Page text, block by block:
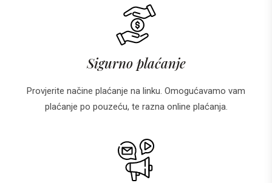
Sigurno plaćanje
Provjerite načine plaćanje na linku. Omogućavamo vam
plaćanje po pouzeću, te razna online plaćanja.